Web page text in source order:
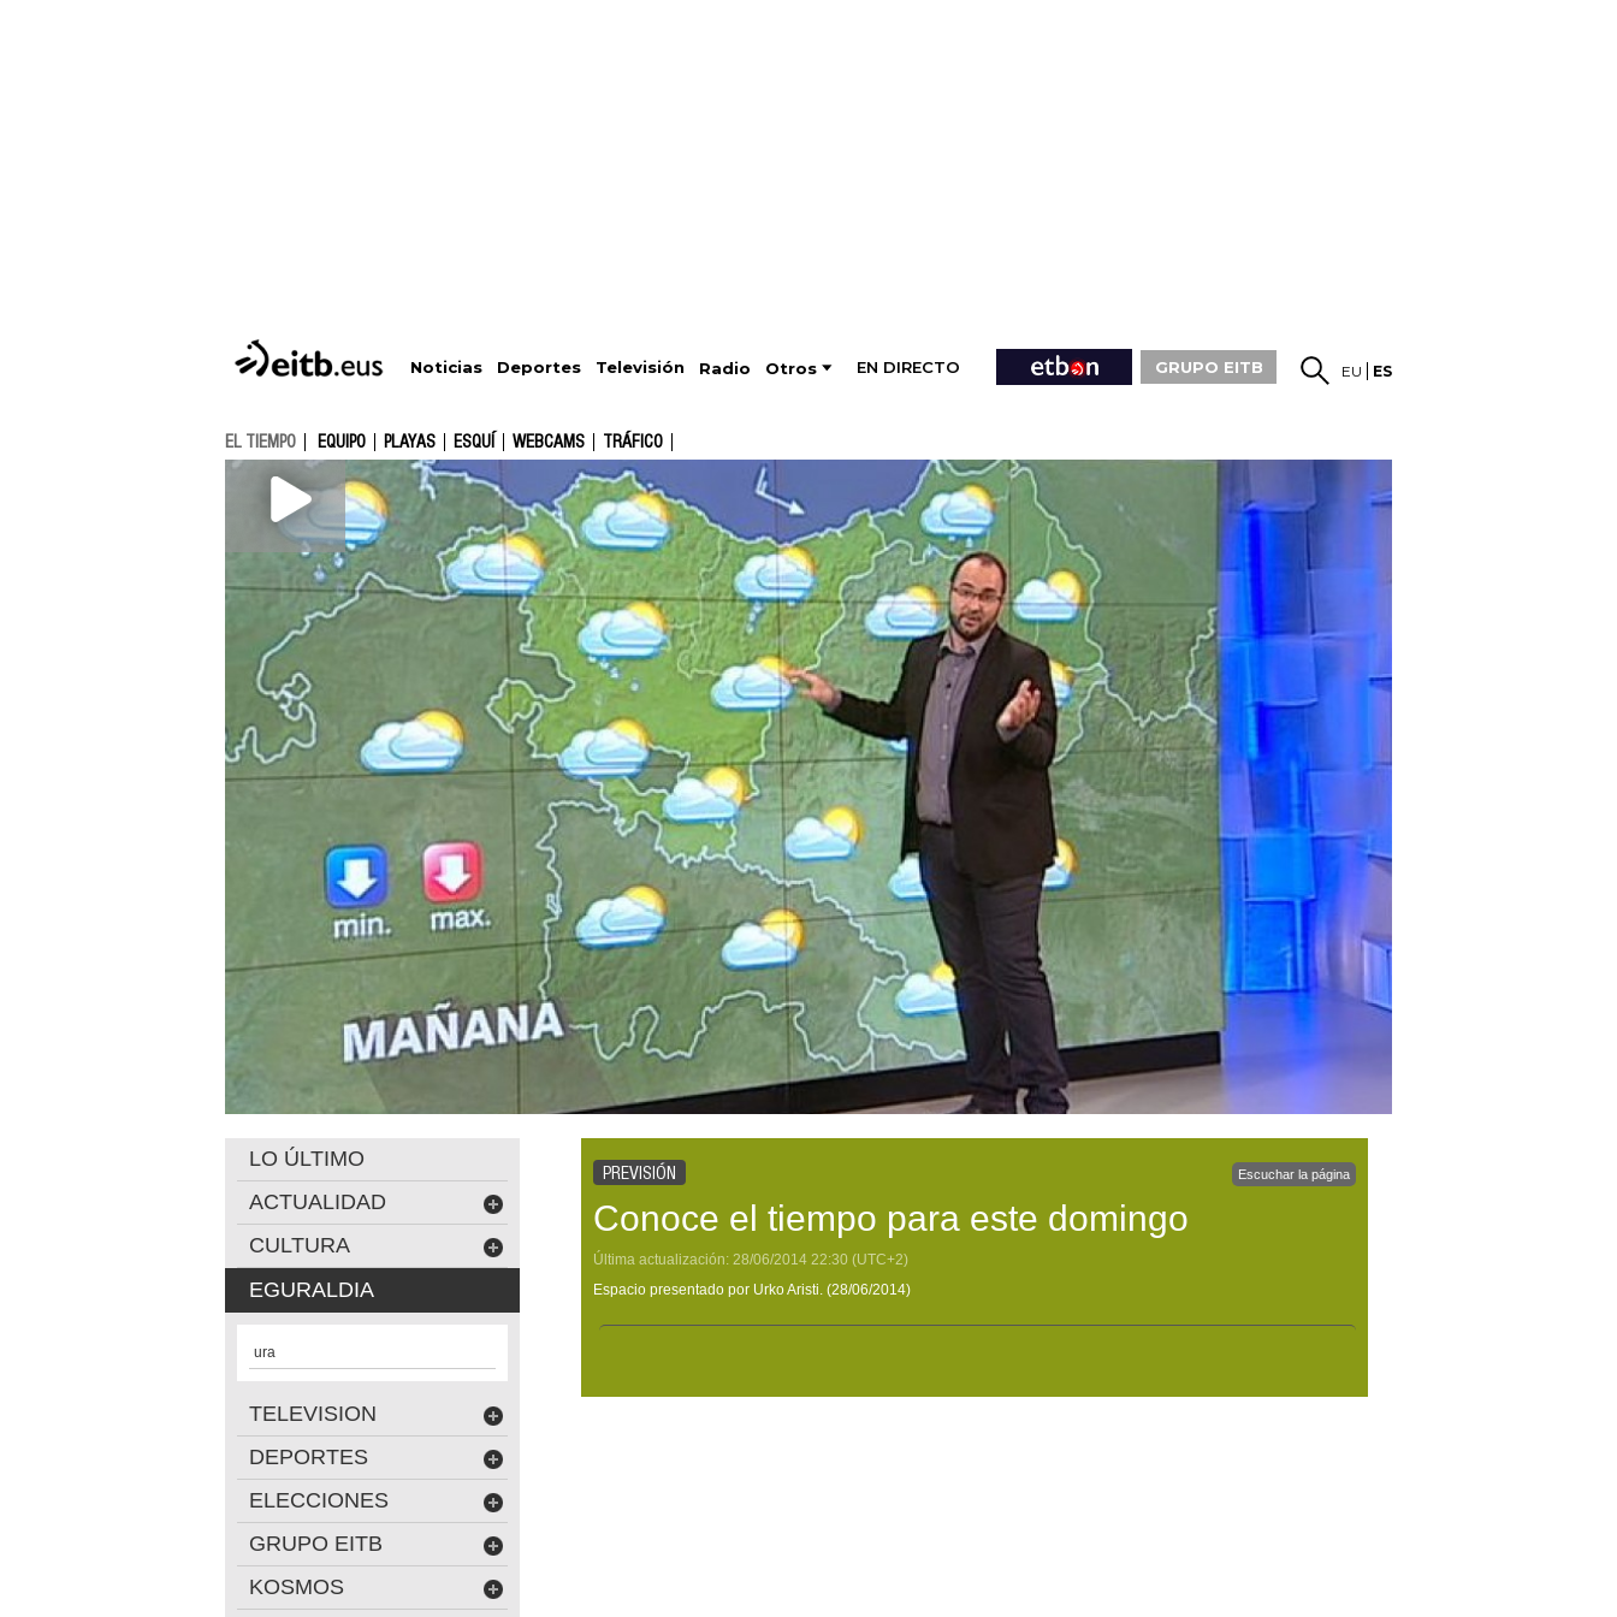
Noticias Deportes Televisión Radio Otros EN DIRECTO GRUPO EITB EU ES
EL TIEMPO EQUIPO PLAYAS ESQUÍ WEBCAMS TRÁFICO
PREVISIÓN Escuchar la página
Conoce el tiempo para este domingo
Última actualización: 28/06/2014 22:30 (UTC+2)
Espacio presentado por Urko Aristi. (28/06/2014)
LO ÚLTIMO
ACTUALIDAD
CULTURA
EGURALDIA
ura
TELEVISION
DEPORTES
ELECCIONES
GRUPO EITB
KOSMOS